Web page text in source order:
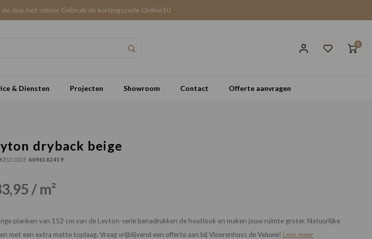
doe-het-zelver. Gebruik de kortingscode Online10
0
& Diensten Projecten Showroom Contact Offerte aanvragen
dryback beige
6096182419
/ m²
planken van 152 cm van de Leyton-serie benadrukken de houtlook en maken jouw ruimte groter. Natuurlijke
met een extra matte toplaag. Vraag vrijblijvend een offerte aan bij Vloerenhuys de Veluwe! Lees meer